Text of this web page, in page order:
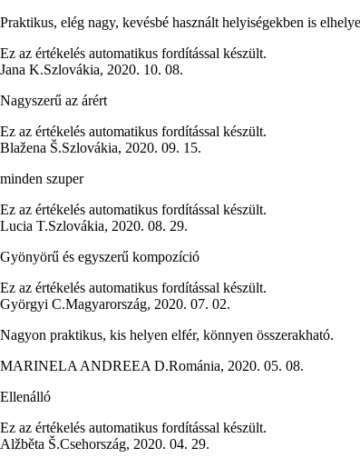
Praktikus, elég nagy, kevésbé használt helyiségekben is
Ez az értékelés automatikus fordítással készült.
Jana K.Szlovákia, 2020. 10. 08.
Nagyszerű az árért
Ez az értékelés automatikus fordítással készült.
Blažena Š.Szlovákia, 2020. 09. 15.
minden szuper
Ez az értékelés automatikus fordítással készült.
Lucia T.Szlovákia, 2020. 08. 29.
Gyönyörű és egyszerű kompozíció
Ez az értékelés automatikus fordítással készült.
Györgyi C.Magyarország, 2020. 07. 02.
Nagyon praktikus, kis helyen elfér, könnyen összerakható.
MARINELA ANDREEA D.Románia, 2020. 05. 08.
Ellenálló
Ez az értékelés automatikus fordítással készült.
Alžběta Š.Csehország, 2020. 04. 29.